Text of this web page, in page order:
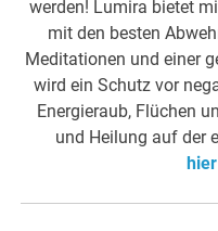
werden! Lumira bietet
mit den besten
Meditationen und einer
wird ein Schutz vor
Energieraub, Flüchen
und Heilung auf der